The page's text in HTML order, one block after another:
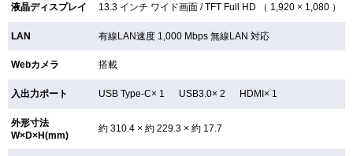
液晶ディスプレイ 13.3 インチ ワイド画面 /TFT Full HD （ 1,920 × 1,080 ）
LAN 有線LAN速度 1,000 Mbps 無線LAN対応
Webカメラ 搭載
入出力ポート USB Type-C× 1 USB3.0× 2 HDMI× 1
外形寸法
W×D×H(mm)
約 310.4 × 約 229.3 × 約 17.7